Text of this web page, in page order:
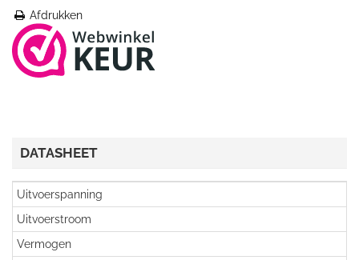
Afdrukken
DATASHEET
Uitvoerspanning
Uitvoerstroom
Vermogen